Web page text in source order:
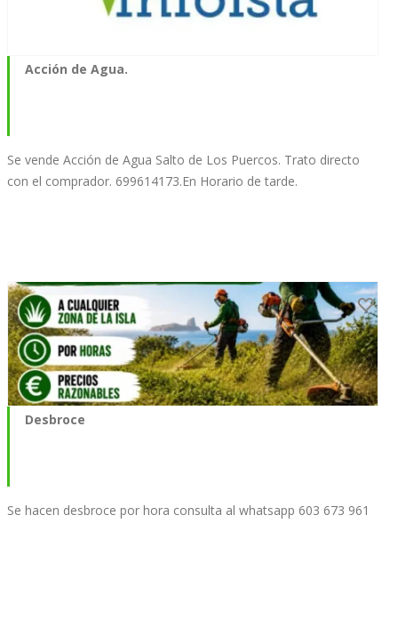
Acción de Agua.
Se vende Acción de Agua Salto de Los Puercos. Trato directo
con el comprador. 699614173.En Horario de tarde.
Desbroce
Se hacen desbroce por hora consulta al whatsapp 603 673 961